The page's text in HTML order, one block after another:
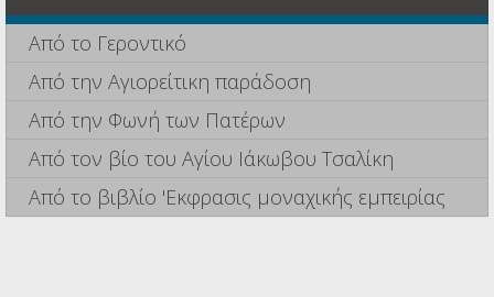
Από το Γεροντικό
Από την Αγιορείτικη παράδοση
Από την Φωνή των Πατέρων
Από τον βίο του Αγίου Ιάκωβου Τσαλίκη
Από το βιβλίο 'Εκφρασις μοναχικής εμπειρίας